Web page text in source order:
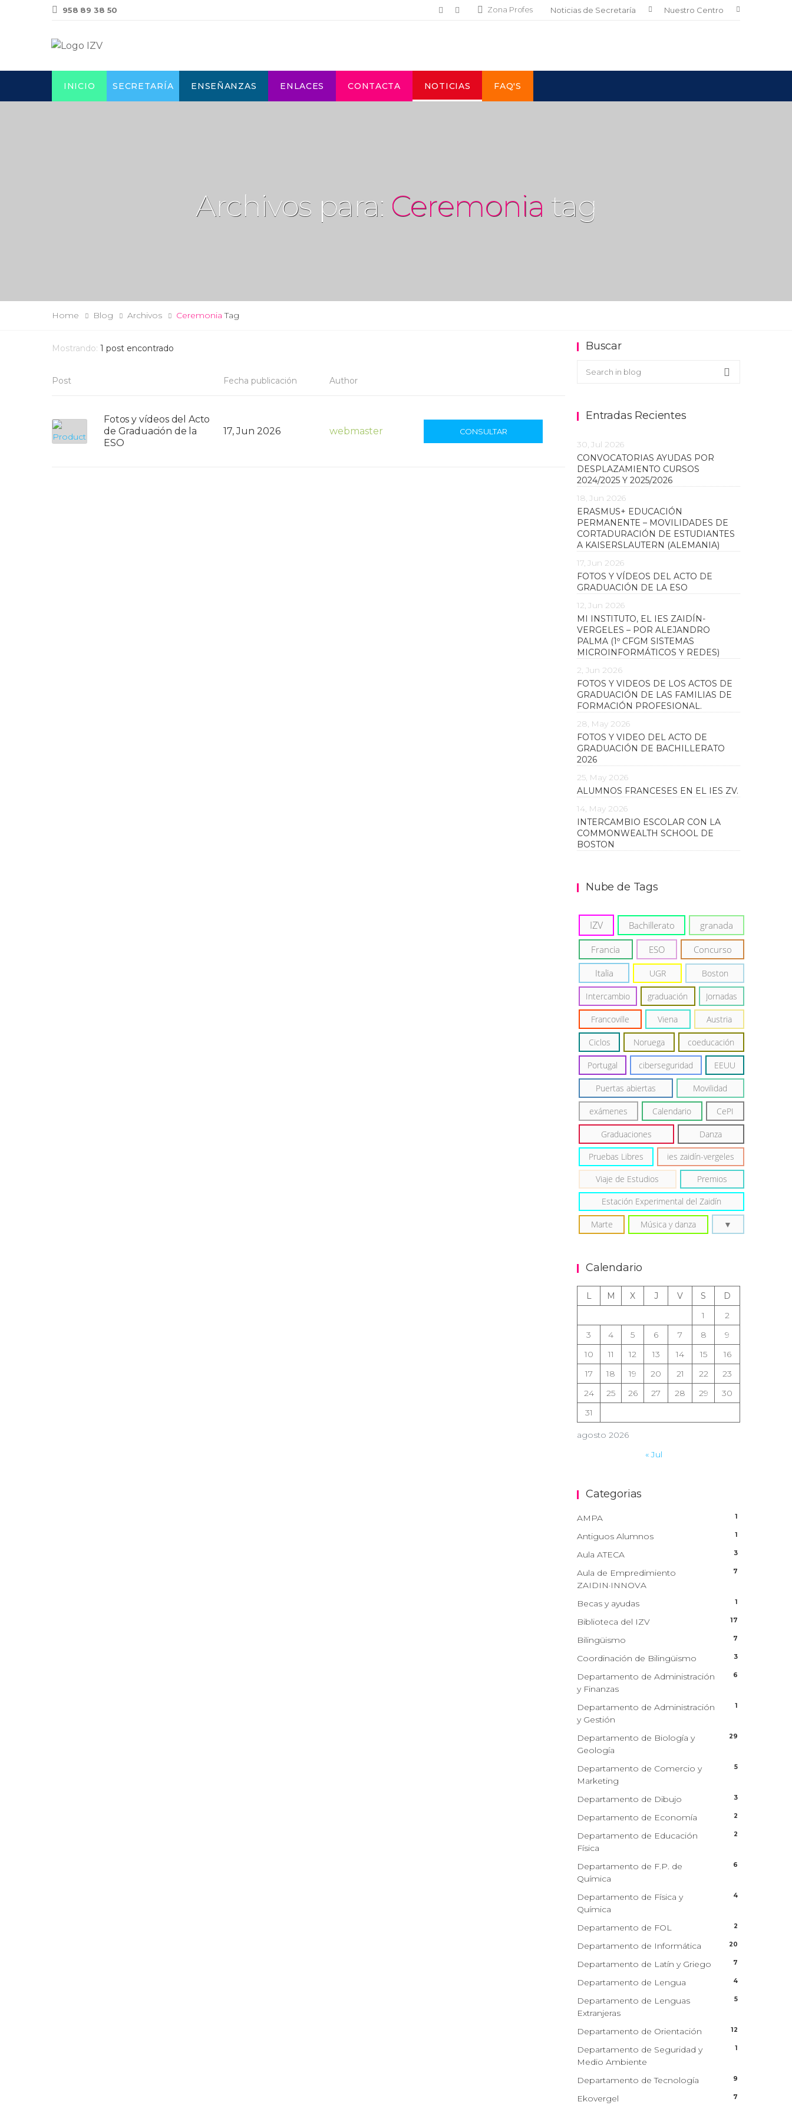
958 89 38 50 Zona Profes Noticias de Secretaría Nuestro Centro
INICIO SECRETARÍA ENSEÑANZAS ENLACES CONTACTA NOTICIAS FAQ'S
Archivos para: Ceremonia tag
Home Blog Archivos Ceremonia Tag
Mostrando: 1 post encontrado
Post Fecha publicación Author
Fotos y vídeos del Acto
de Graduación de la
ESO
17, Jun 2026 webmaster CONSULTAR
Buscar
Buscar en el blog
Search
Entradas Recientes
30, Jul 2026
CONVOCATORIAS AYUDAS POR
DESPLAZAMIENTO CURSOS
2024/2025 Y 2025/2026
18, Jun 2026
ERASMUS+ EDUCACIÓN
PERMANENTE – MOVILIDADES DE
CORTADURACIÓN DE ESTUDIANTES
A KAISERSLAUTERN (ALEMANIA)
17, Jun 2026
FOTOS Y VÍDEOS DEL ACTO DE
GRADUACIÓN DE LA ESO
12, Jun 2026
MI INSTITUTO, EL IES ZAIDÍN-
VERGELES – POR ALEJANDRO
PALMA (1º CFGM SISTEMAS
MICROINFORMÁTICOS Y REDES)
2, Jun 2026
FOTOS Y VIDEOS DE LOS ACTOS DE
GRADUACIÓN DE LAS FAMILIAS DE
FORMACIÓN PROFESIONAL.
28, May 2026
FOTOS Y VIDEO DEL ACTO DE
GRADUACIÓN DE BACHILLERATO
2026
25, May 2026
ALUMNOS FRANCESES EN EL IES ZV.
14, May 2026
INTERCAMBIO ESCOLAR CON LA
COMMONWEALTH SCHOOL DE
BOSTON
Nube de Tags
IZV Bachillerato granada
Francia ESO
Concurso
Italia
UGR Boston
Intercambio graduación Jornadas
Francoville Viena Austria
Ciclos Noruega coeducación
Portugal ciberseguridad EEUU
Puertas abiertas Movilidad
exámenes Calendario CePI
Graduaciones Danza
Pruebas Libres ies zaidín-vergeles
Viaje de Estudios Premios
Estación Experimental del Zaidín
Marte Música y danza
Calendario
agosto 2026
L M X J V S
D
1
2
3
4 5 6 7 8
9
10
11 12 13 14 15
16
17
18 19 20 21 22
23
24
25 26 27 28 29
30
31
« Jul
Categorias
AMPA 1
Antiguos Alumnos 1
Aula ATECA 3
Aula de Empredimiento
ZAIDIN·INNOVA
7
Becas y ayudas 1
Biblioteca del IZV 17
Bilingüismo 7
Coordinación de Bilingüismo 3
Departamento de Administración
y Finanzas
6
Departamento de Administración
y Gestión
1
Departamento de Biología y
Geología
29
Departamento de Comercio y
Marketing
5
Departamento de Dibujo 3
Departamento de Economía 2
Departamento de Educación
Física
2
Departamento de F.P. de
Química
6
Departamento de Física y
Química
4
Departamento de FOL 2
Departamento de Informática 20
Departamento de Latín y Griego 7
Departamento de Lengua 4
Departamento de Lenguas
Extranjeras
5
Departamento de Orientación 12
Departamento de Seguridad y
Medio Ambiente
1
Departamento de Tecnología 9
Ekovergel 7